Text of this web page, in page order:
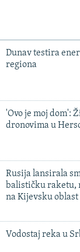
Dunav testira
regiona
'Ovo je moj dom':
dronovima u
Rusija lansirala
balističku raketu,
na Kijevsku oblast
Vodostaj reka u